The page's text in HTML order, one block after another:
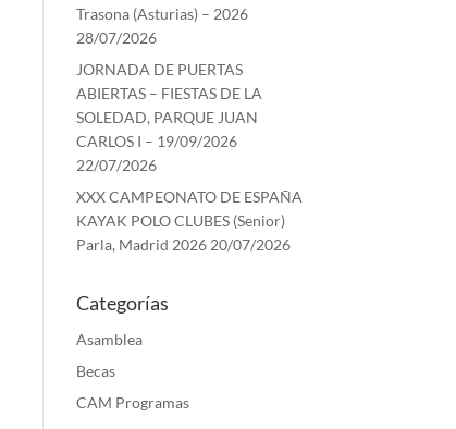
Trasona (Asturias) – 2026
28/07/2026
JORNADA DE PUERTAS
ABIERTAS – FIESTAS DE LA
SOLEDAD, PARQUE JUAN
CARLOS I – 19/09/2026
22/07/2026
XXX CAMPEONATO DE ESPAÑA
KAYAK POLO CLUBES (Senior)
Parla, Madrid 2026 20/07/2026
Categorías
Asamblea
Becas
CAM Programas